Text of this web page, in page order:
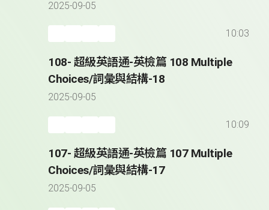
2025-09-05
10:03
108- 超級英語通-英檢篇 108 Multiple
Choices/詞彙與結構-18
2025-09-05
10:09
107- 超級英語通-英檢篇 107 Multiple
Choices/詞彙與結構-17
2025-09-05